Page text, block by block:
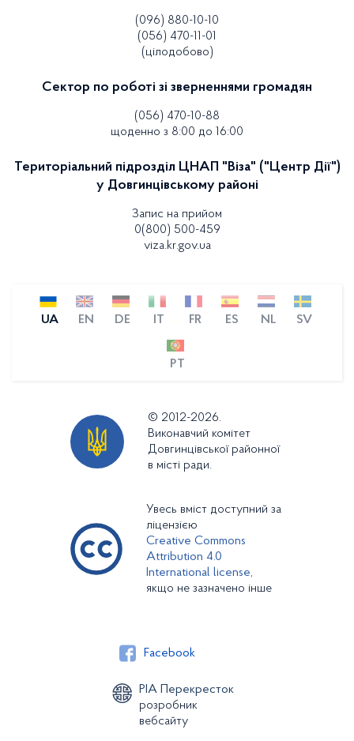
(096) 880-10-10
(056) 470-11-01
(цілодобово)
Сектор по роботі зі зверненнями громадян
(056) 470-10-88
щоденно з 8:00 до 16:00
Територіальний підрозділ ЦНАП "Віза" ("Центр Дії")
у Довгинцівському районі
Запис на прийом
0(800) 500-459
viza.kr.gov.ua
UA EN DE IT FR ES NL SV
PT
© 2012-2026.
Виконавчий комітет
Довгинцівської районної
в місті ради.
Увесь вміст доступний за
ліцензією
Creative Commons
Attribution 4.0
International license,
якщо не зазначено інше
Facebook
РІА Перекресток
розробник
вебсайту